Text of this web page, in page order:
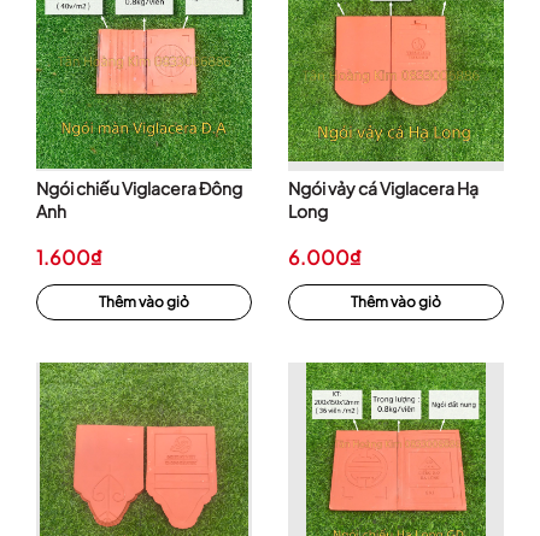
Ngói chiếu Viglacera Đông
Anh
1.600₫
Thêm vào giỏ
Ngói vảy cá Viglacera Hạ
Long
6.000₫
Thêm vào giỏ